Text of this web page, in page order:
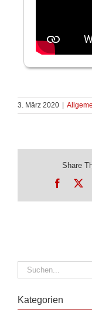
3. März 2020 |
Share
X
Suche
nach:
Kategorien